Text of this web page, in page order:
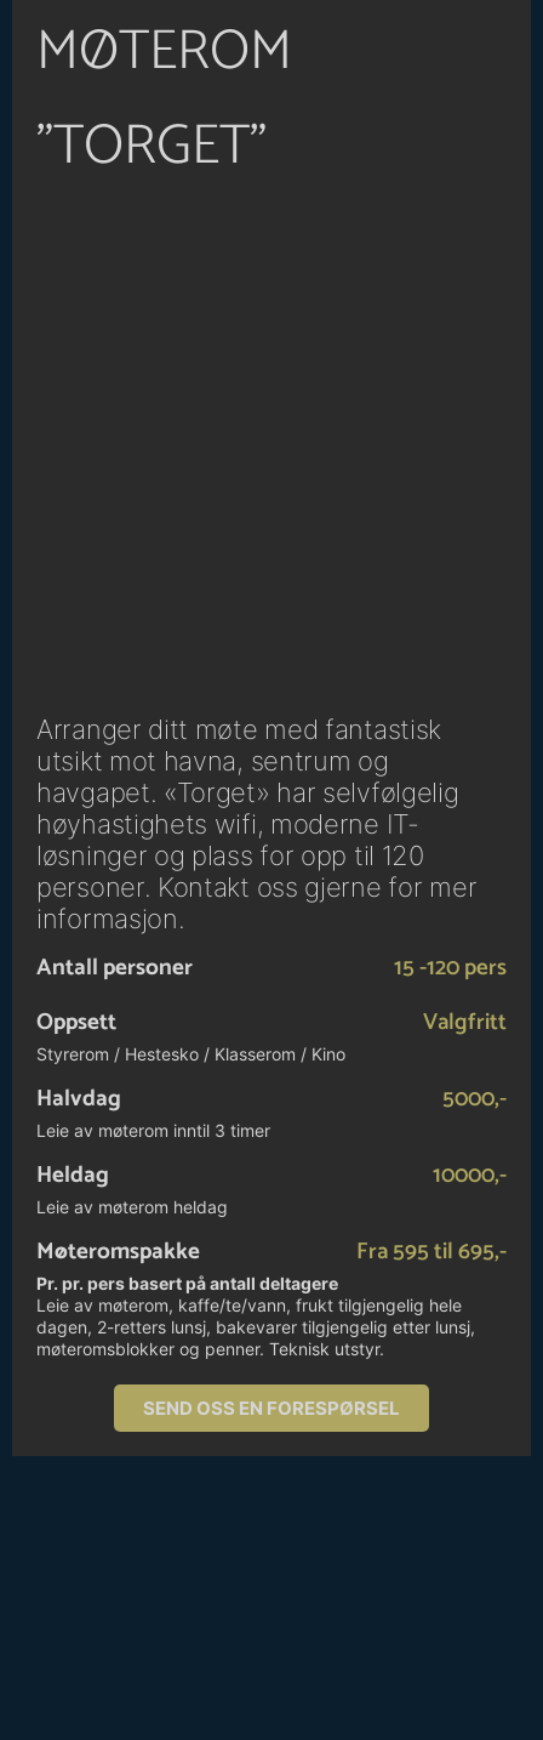
MØTEROM
"TORGET"
Arranger ditt møte med fantastisk
utsikt mot havna, sentrum og
havgapet. «Torget» har selvfølgelig
høyhastighets wifi, moderne IT-
løsninger og plass for opp til 120
personer. Kontakt oss gjerne for mer
informasjon.
Antall personer
15 -120 pers
Oppsett
Valgfritt
Styrerom / Hestesko / Klasserom / Kino
Halvdag 5000,-
Leie av møterom inntil 3 timer
Heldag 10000,-
Leie av møterom heldag
Møteromspakke Fra 595 til 695,-
Pr. pr. pers basert på antall deltagere
Leie av møterom, kaffe/te/vann, frukt tilgjengelig hele
dagen, 2-retters lunsj, bakevarer tilgjengelig etter lunsj,
møteromsblokker og penner. Teknisk utstyr.
SEND OSS EN FORESPØRSEL